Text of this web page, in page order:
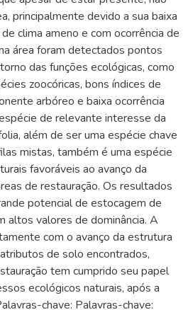
principalmente devido a sua baixa
clima ameno e com ocorrência de
área foram detectados pontos
das funções ecológicas, como
zoocóricas, bons índices de
arbóreo e baixa ocorrência
de relevante interesse da
além de ser uma espécie chave
mistas, também é uma espécie
favoráveis ao avanço da
de restauração. Os resultados
potencial de estocagem de
altos valores de dominância. A
com o avanço da estrutura
de solo encontrados,
tem cumprido seu papel
ecológicos naturais, após a
chave: Palavras-chave: